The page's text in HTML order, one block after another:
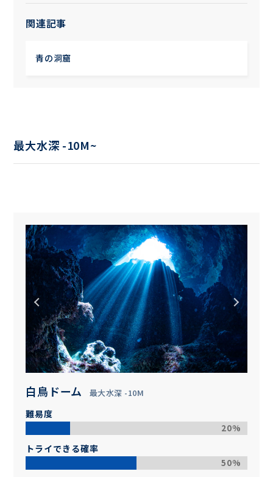
関連記事
青の洞窟
最大水深 -10M~
白鳥ドーム 最大水深 -10M
難易度
20%
トライできる確率
50%